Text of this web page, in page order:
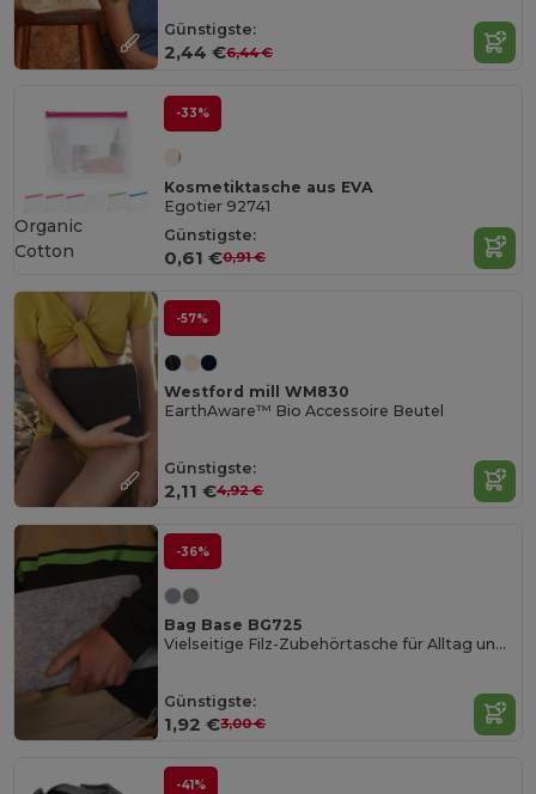
Günstigste:
2,44 €6,44 €
-33%
Kosmetiktasche aus EVA
Egotier 92741
Günstigste:
0,61 €0,91 €
Organic
Cotton
-57%
Westford mill WM830
EarthAware™ Bio Accessoire Beutel
Günstigste:
2,11 €4,92 €
-36%
Bag Base BG725
Vielseitige Filz-Zubehörtasche für Alltag und Reisen
Günstigste:
1,92 €3,00 €
-41%